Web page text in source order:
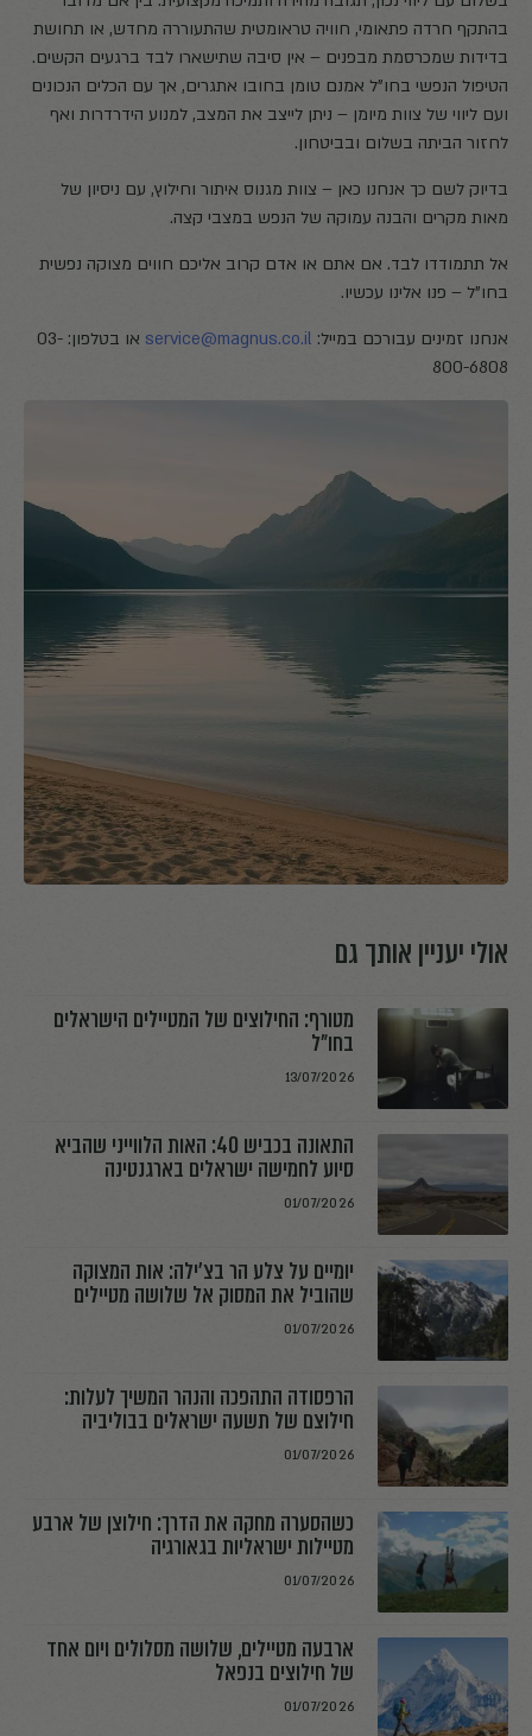
בהתקף חרדה פתאומי, חוויה טראומטית שהתעוררה מחדש, או תחושת
בדידות שמכרסמת מבפנים – אין סיבה שתישארו לבד ברגעים הקשים.
הטיפול הנפשי בחו"ל אמנם טומן בחובו אתגרים, אך עם הכלים הנכונים
ועם ליווי של צוות מיומן – ניתן לייצב את המצב, למנוע הידרדרות ואף
לחזור הביתה בשלום ובביטחון.
בדיוק לשם כך אנחנו כאן – צוות מגנוס איתור וחילוץ, עם ניסיון של
מאות מקרים והבנה עמוקה של הנפש במצבי קצה.
אל תתמודדו לבד. אם אתם או אדם קרוב אליכם חווים מצוקה נפשית
בחו"ל – פנו אלינו עכשיו.
אנחנו זמינים עבורכם במייל: service@magnus.co.il
או בטלפון: 03-
800-6808
אולי יעניין אותך גם
מטורף: החילוצים של המטיילים הישראלים
בחו"ל
13/07/2026
התאונה בכביש 40: האות הלווייני שהביא
סיוע לחמישה ישראלים בארגנטינה
01/07/2026
יומיים על צלע הר בצ׳ילה: אות המצוקה
שהוביל את המסוק אל שלושה מטיילים
01/07/2026
הרפסודה התהפכה והנהר המשיך לעלות:
חילוצם של תשעה ישראלים בבוליביה
01/07/2026
כשהסערה מחקה את הדרך: חילוצן של ארבע
מטיילות ישראליות בגאורגיה
01/07/2026
ארבעה מטיילים, שלושה מסלולים ויום אחד
של חילוצים בנפאל
01/07/2026